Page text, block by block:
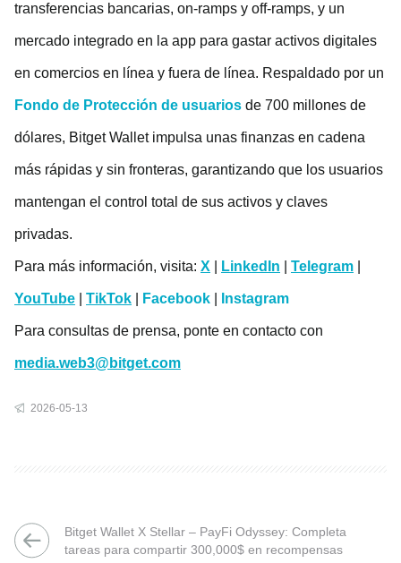
transferencias bancarias, on-ramps y off-ramps, y un
mercado integrado en la app para gastar activos digitales
en comercios en línea y fuera de línea. Respaldado por un
Fondo de Protección de usuarios de 700 millones de
dólares, Bitget Wallet impulsa unas finanzas en cadena
más rápidas y sin fronteras, garantizando que los usuarios
mantengan el control total de sus activos y claves
privadas.
Para más información, visita: X LinkedIn Telegram
YouTube TikTok Facebook Instagram
Para consultas de prensa, ponte en contacto con
media.web3@bitget.com
2026-05-13
Bitget Wallet X Stellar – PayFi Odyssey: Completa
tareas para compartir 300,000$ en recompensas